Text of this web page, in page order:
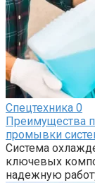
Спецтехника 0
Преимущества
промывки
Система
ключевых
надежную